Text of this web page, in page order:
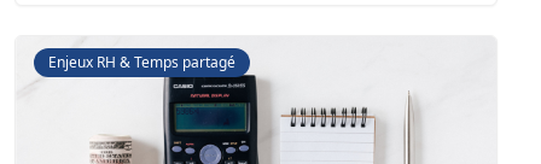
Enjeux RH & Temps partagé